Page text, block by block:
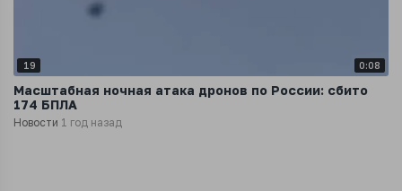
19 0:08
Масштабная ночная атака дронов по России: сбито
174 БПЛА
Новости 1 год назад